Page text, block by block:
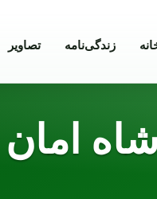
خانه زندگی‌نامه تصاویر
امان